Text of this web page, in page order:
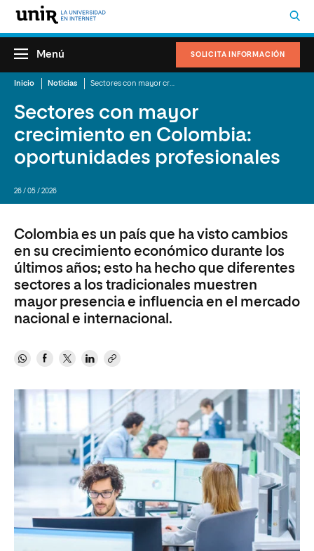
SOLICITA INFORMACIÓN
Menú
Inicio Noticias
Sectores con mayor
crecimiento en Colombia:
oportunidades profesionales
26 / 05 / 2026
Colombia es un país que ha visto cambios
en su crecimiento económico durante los
últimos años; esto ha hecho que diferentes
sectores a los tradicionales muestren
mayor presencia e influencia en el mercado
nacional e internacional.